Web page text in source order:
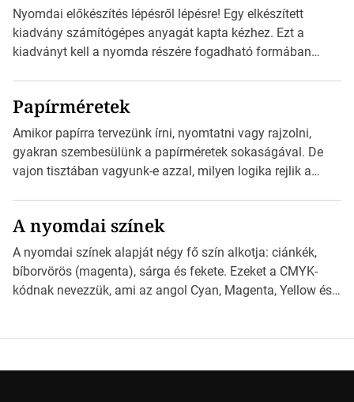
alkalmazást, ami leolvasni és dekódolni képes az URL-
információt és átirányítja a telefon böngészőjét a cég
weblapjára. A QR-kód beolvasása után a felhasználó
Nyomdai előkészítés lépésről lépésre! Egy elkészített
kiadvány számítógépes anyagát kapta kézhez. Ezt a
kiadványt kell a nyomda részére fogadható formában
Illustratorban készült vektorgrafika. *Hirdetés Minden
esetben konzultáljunk a nyomdával, mielőtt elkezdjük a
nyomdai előkészítést!Nehogy az elkészült munka után
derüljön ki, hogy valamit másképp kellett volna csinálni! […]
Papírméretek
Amikor papírra tervezünk írni, nyomtatni vagy rajzolni,
gyakran szembesülünk a papírméretek sokaságával. De
vajon tisztában vagyunk-e azzal, milyen logika rejlik a
*Hirdetés Ebben a cikkben a papírméretek izgalmas
világába kalauzolunk el téged, hogy jobban megértsd,
milyen szempontok alapján érdemes választanod a
jövőben. Bevezetés a papírméretek világába A […]
A nyomdai színek
A nyomdai színek alapját négy fő szín alkotja: ciánkék,
bíborvörös (magenta), sárga és fekete. Ezeket a CMYK-
kódnak nevezzük, ami az angol Cyan, Magenta, Yellow és